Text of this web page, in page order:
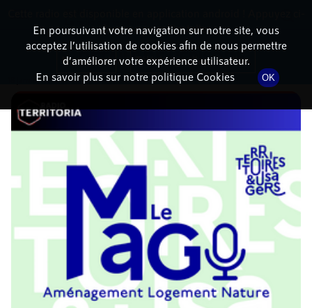
DÉTAILS DE L'ÉPISODE
18 janvier 2022à 10h00, durée : 52 minutes
En poursuivant votre navigation sur notre site, vous
acceptez l’utilisation de cookies afin de nous permettre
d’améliorer votre expérience utilisateur.
En savoir plus sur notre politique Cookies
OK
dessous pour l'installer.
Non merci Télécharger l'application